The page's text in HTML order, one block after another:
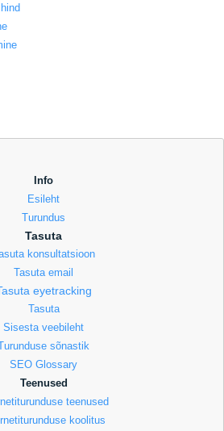
Info
Esileht
Turundus
Tasuta
konsultatsioon
Tasuta email
eyetracking
Tasuta
Sisesta veebileht
sõnastik
SEO Glossary
Teenused
teenused
koolitus